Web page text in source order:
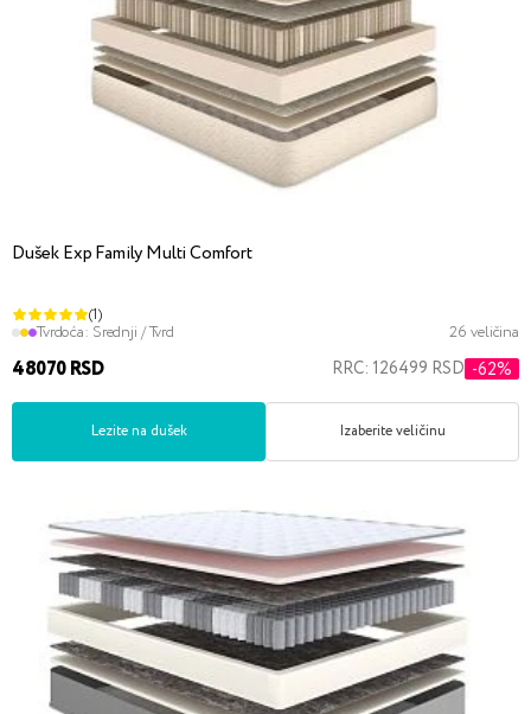
Dušek Exp Family Multi Comfort
(1)
Tvrdoća: Srednji / Tvrd 26 veličina
48070 RSD RRC: 126499 RSD -62%
Lezite na dušek Izaberite veličinu